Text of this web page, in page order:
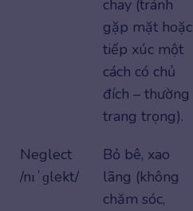
chay (tránh
gặp mặt hoặc
tiếp xúc một
cách có chủ
đích – thường
trang trọng).
Neglect
/nɪˈɡlekt/
Bỏ bê, xao
lãng (không
chăm sóc,